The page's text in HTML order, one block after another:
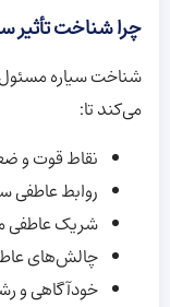
چرا شناخت تأثیر
شناخت سیاره
می‌کند تا:
نقاط قوت و
روابط عاطفی
شریک عاطفی
چالش‌های
خودآگاهی و